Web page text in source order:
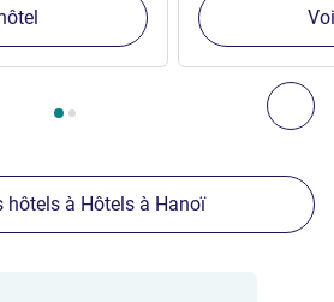
établissements à proximité
établissements à proximité 1 :,
hôtels à Hôtels à Hanoï